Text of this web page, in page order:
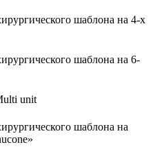
шаблона на 4-х
шаблона на 6-
unit
шаблона на